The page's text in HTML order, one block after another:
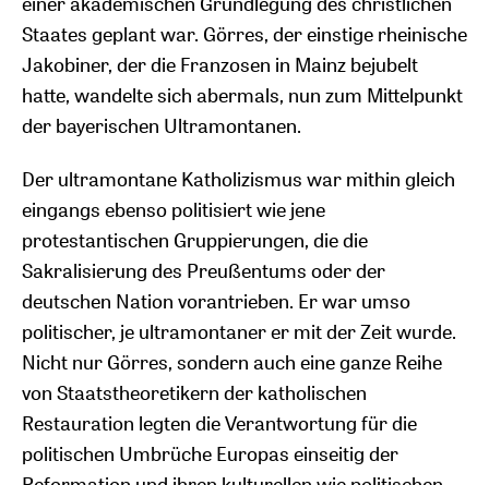
Staates geplant war. Görres, der einstige rheinische
Jakobiner, der die Franzosen in Mainz bejubelt
hatte, wandelte sich abermals, nun zum Mittelpunkt
der bayerischen Ultramontanen.
Der ultramontane Katholizismus war mithin gleich
eingangs ebenso politisiert wie jene
protestantischen Gruppierungen, die die
Sakralisierung des Preußentums oder der
deutschen Nation vorantrieben. Er war umso
politischer, je ultramontaner er mit der Zeit wurde.
Nicht nur Görres, sondern auch eine ganze Reihe
von Staatstheoretikern der katholischen
Restauration legten die Verantwortung für die
politischen Umbrüche Europas einseitig der